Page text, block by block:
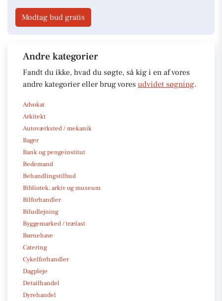
Modtag bud gratis
Andre kategorier
Fandt du ikke, hvad du søgte, så kig i en af vores
andre kategorier eller brug vores udvidet søgning.
Advokat
Arkitekt
Autoværksted / mekanik
Bager
Bank og pengeinstitut
Bedemand
Behandlingstilbud
Bibliotek, arkiv og museum
Bilforhandler
Biludlejning
Byggemarked / trælast
Børnehave
Catering
Cykelforhandler
Dagpleje
Detailhandel
Dyrehandel